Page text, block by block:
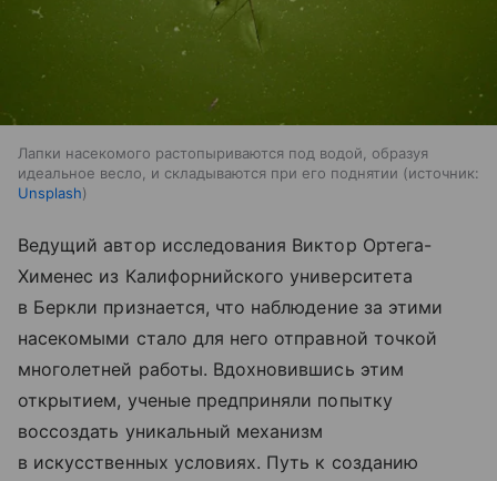
Лапки насекомого растопыриваются под водой, образуя
идеальное весло, и складываются при его поднятии
источник:
Unsplash
Ведущий автор исследования Виктор Ортега-
Хименес из Калифорнийского университета
в Беркли признается, что наблюдение за этими
насекомыми стало для него отправной точкой
многолетней работы. Вдохновившись этим
открытием, ученые предприняли попытку
воссоздать уникальный механизм
в искусственных условиях. Путь к созданию